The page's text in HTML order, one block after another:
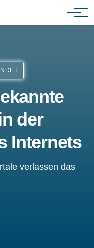
der
Internets
verlassen das